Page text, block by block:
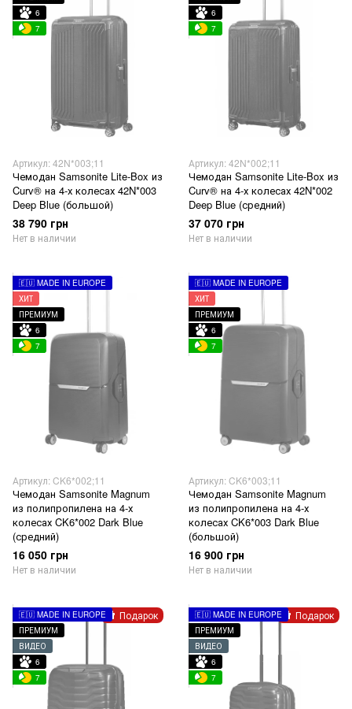
6
7
Артикул: 42N*003;11
Чемодан Samsonite Lite-Box из
Curv® на 4-х колесах 42N*003
Deep Blue (большой)
38 790 грн
Нет в наличии
6
7
Артикул: 42N*002;11
Чемодан Samsonite Lite-Box из
Curv® на 4-х колесах 42N*002
Deep Blue (средний)
37 070 грн
Нет в наличии
🇪🇺 MADE IN EUROPE
ХИТ
ПРЕМИУМ
6
7
Артикул: CK6*002;11
Чемодан Samsonite Magnum
из полипропилена на 4-х
колесах CK6*002 Dark Blue
(средний)
16 050 грн
Нет в наличии
🇪🇺 MADE IN EUROPE
ХИТ
ПРЕМИУМ
6
7
Артикул: CK6*003;11
Чемодан Samsonite Magnum
из полипропилена на 4-х
колесах CK6*003 Dark Blue
(большой)
16 900 грн
Нет в наличии
Подарок
🇪🇺 MADE IN EUROPE
ПРЕМИУМ
ВИДЕО
6
7
Подарок
🇪🇺 MADE IN EUROPE
ПРЕМИУМ
ВИДЕО
6
7